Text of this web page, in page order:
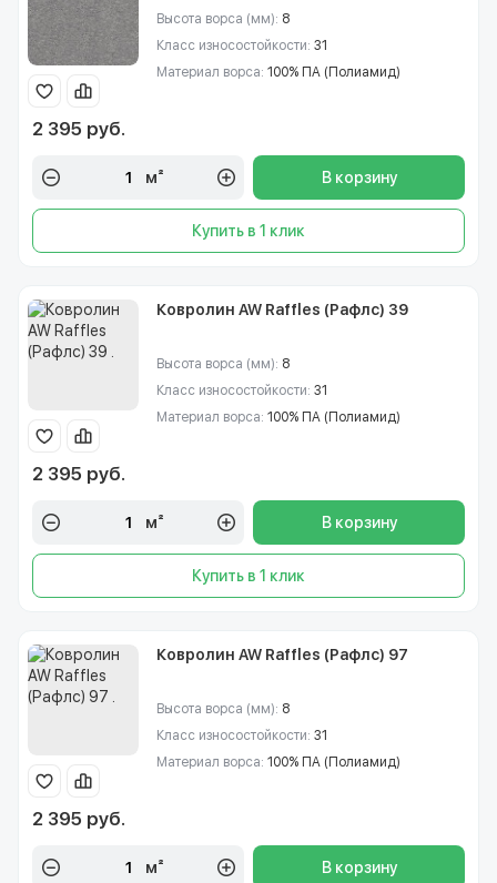
Высота ворса (мм): 8
Класс износостойкости: 31
Материал ворса: 100% ПА (Полиамид)
2 395 руб.
м² В корзину
Купить в 1 клик
Ковролин AW Raffles (Рафлс) 39
Высота ворса (мм): 8
Класс износостойкости: 31
Материал ворса: 100% ПА (Полиамид)
2 395 руб.
м² В корзину
Купить в 1 клик
Ковролин AW Raffles (Рафлс) 97
Высота ворса (мм): 8
Класс износостойкости: 31
Материал ворса: 100% ПА (Полиамид)
2 395 руб.
м² В корзину